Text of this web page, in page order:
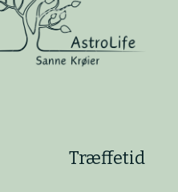
Træffetid